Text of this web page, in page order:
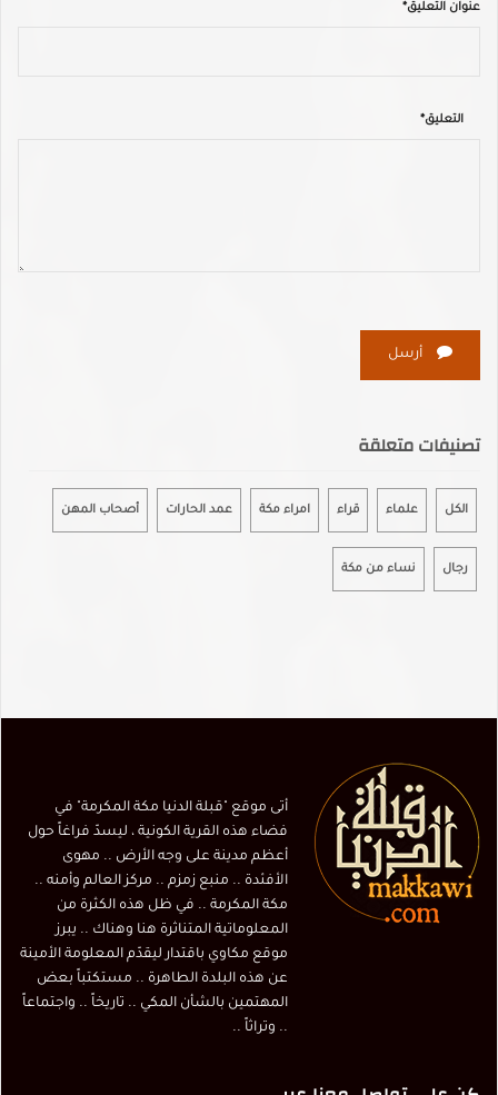
عنوان التعليق*
التعليق*
أرسل
تصنيفات متعلقة
الكل علماء قراء امراء مكة عمد الحارات أصحاب المهن
رجال نساء من مكة
أتى موقع "قبلة الدنيا مكة المكرمة" في
فضاء هذه القرية الكونية ، ليسدّ فراغاً حول
أعظم مدينة على وجه الأرض .. مهوى
الأفئدة .. منبع زمزم .. مركز العالم وأمنه ..
مكة المكرمة .. في ظل هذه الكثرة من
المعلوماتية المتناثرة هنا وهناك .. يبرز
موقع مكاوي باقتدار ليقدّم المعلومة الأمينة
عن هذه البلدة الطاهرة .. مستكتباً بعض
المهتمين بالشأن المكي .. تاريخاً .. واجتماعاً
.. وتراثاً ..